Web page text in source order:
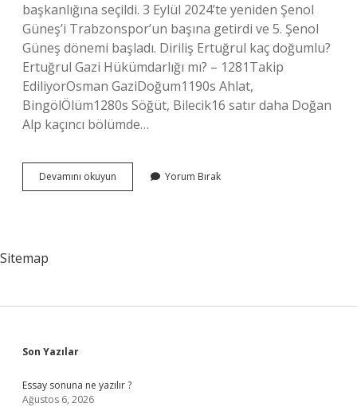
başkanlığına seçildi. 3 Eylül 2024’te yeniden Şenol
Güneş’i Trabzonspor’un başına getirdi ve 5. Şenol
Güneş dönemi başladı. Diriliş Ertuğrul kaç doğumlu?
Ertuğrul Gazi Hükümdarlığı mı? – 1281Takip
EdiliyorOsman GaziDoğum1190s Ahlat,
BingölÖlüm1280s Söğüt, Bilecik16 satır daha Doğan
Alp kaçıncı bölümde…
Devamını okuyun
Ertuğrul
Yorum Bırak
Sitemap
Sidebar
Son Yazılar
Essay sonuna ne yazılır ?
Ağustos 6, 2026